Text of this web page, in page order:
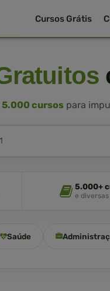
Cursos Grátis
5.000 cursos para
5.000+
e
Saúde